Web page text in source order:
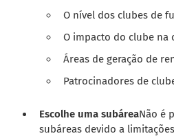
O nível dos clubes de
O impacto do clube na
Áreas de geração de
Patrocinadores de
Escolhe uma subáreaNão é
subáreas devido a